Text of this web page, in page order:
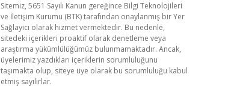
Sitemiz, 5651 Sayılı Kanun gereğince Bilgi Teknolojileri
ve İletişim Kurumu (BTK) tarafından onaylanmış bir Yer
Sağlayıcı olarak hizmet vermektedir. Bu nedenle,
sitedeki içerikleri proaktif olarak denetleme veya
araştırma yükümlülüğümüz bulunmamaktadır. Ancak,
üyelerimiz yazdıkları içeriklerin sorumluluğunu
taşımakta olup, siteye üye olarak bu sorumluluğu kabul
etmiş sayılırlar.